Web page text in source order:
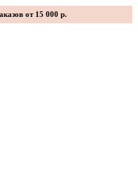
от 15 000 р.